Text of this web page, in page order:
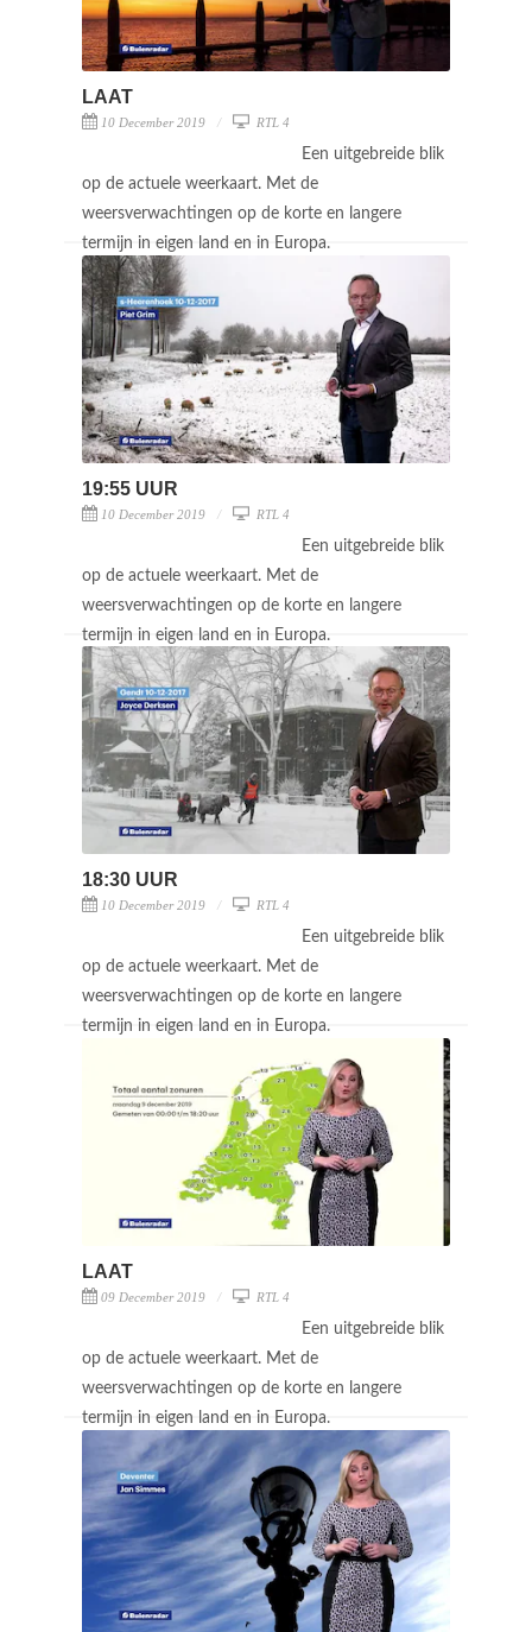
LAAT
10 December 2019 RTL 4
Een uitgebreide blik
op de actuele weerkaart. Met de
weersverwachtingen op de korte en langere
termijn in eigen land en in Europa.
19:55 UUR
10 December 2019 RTL 4
Een uitgebreide blik
op de actuele weerkaart. Met de
weersverwachtingen op de korte en langere
termijn in eigen land en in Europa.
18:30 UUR
10 December 2019 RTL 4
Een uitgebreide blik
op de actuele weerkaart. Met de
weersverwachtingen op de korte en langere
termijn in eigen land en in Europa.
LAAT
09 December 2019 RTL 4
Een uitgebreide blik
op de actuele weerkaart. Met de
weersverwachtingen op de korte en langere
termijn in eigen land en in Europa.